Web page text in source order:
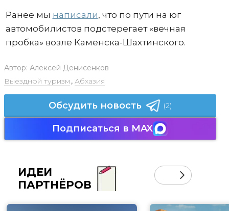
Ранее мы написали, что по пути на юг
автомобилистов подстерегает «вечная
пробка» возле Каменска-Шахтинского.
Автор: Алексей Денисенков
Выездной туризм , Абхазия
Обсудить новость (2)
Подписаться в MAX
ИДЕИ
ПАРТНЁРОВ